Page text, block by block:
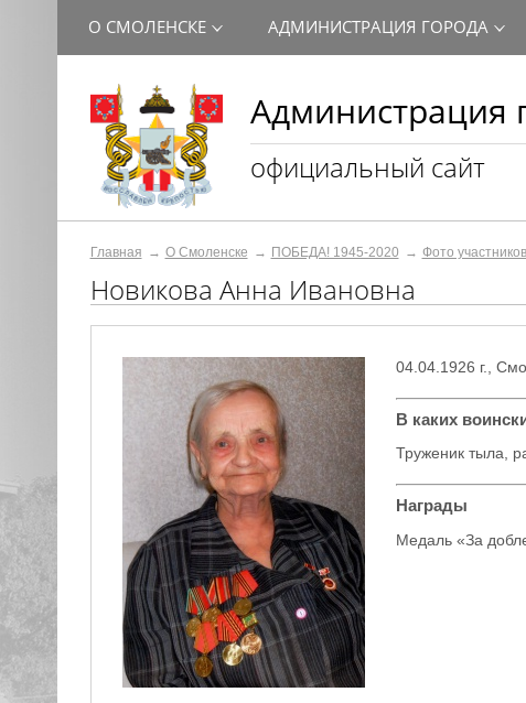
Администрация
официальный сайт
О СМОЛЕНСКЕ АДМИНИСТРАЦИЯ ГОРОДА
Главная О Смоленске ПОБЕДА! 1945-2020 Фото
Новикова Анна Ивановна
04.04.1926 г.,
В каких
Труженик тыла,
Награды
Медаль «За